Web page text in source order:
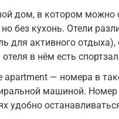
дом, в котором можно
без кухонь. Отели
для активного отдыха),
в нём есть
apartment — номера в
машиной.
удобно